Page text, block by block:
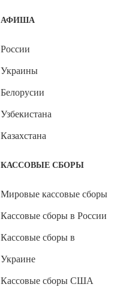
АФИША
России
Украины
Белорусии
Узбекистана
Казахстана
КАССОВЫЕ СБОРЫ
Мировые кассовые сборы
Кассовые сборы в России
Кассовые сборы в
Украине
Кассовые сборы США